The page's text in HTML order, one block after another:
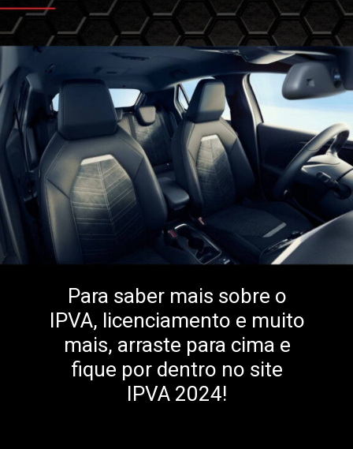
Para saber mais sobre o
IPVA, licenciamento e muito
mais, arraste para cima e
fique por dentro no site
IPVA 2024!